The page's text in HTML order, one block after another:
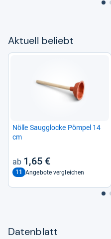
Aktu­ell beliebt
Nölle Saug­glo­cke Pöm­pel 14
cm
1,65 €
11 Angebote vergleichen
Datenblatt